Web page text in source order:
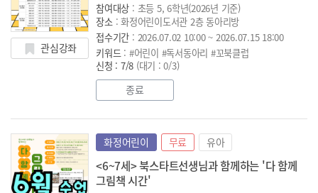
참여대상 : 초등 5, 6학년(2026년 기준)
장소 : 화정어린이도서관 2층 동아리방
접수기간 : 2026.07.02 10:00 ~ 2026.07.15 18:00
키워드 : #어린이 #독서동아리 #꼬북클럽
신청 : 7/8 (대기 : 0/3)
종료
관심강좌
화정어린이 무료 유아
<6~7세> 북스타트선생님과 함께하는 '다 함께
그림책 시간'